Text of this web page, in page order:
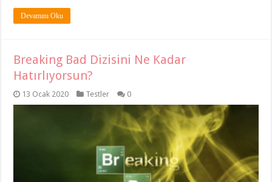
Devamını Oku
Breaking Bad Dizisini Ne Kadar
Hatırlıyorsun?
13 Ocak 2020 Testler 0